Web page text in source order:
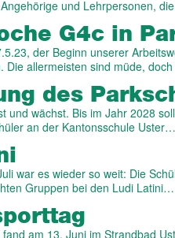
und Lehrpersonen,
G4c in
der Beginn unserer
Die allermeisten sind müde,
des
und wächst. Bis im Jahr 2028
an der Kantonsschule Uster…
war es wieder so weit: Die
Gruppen bei den Ludi Latini…
am 13. Juni im Strandbad